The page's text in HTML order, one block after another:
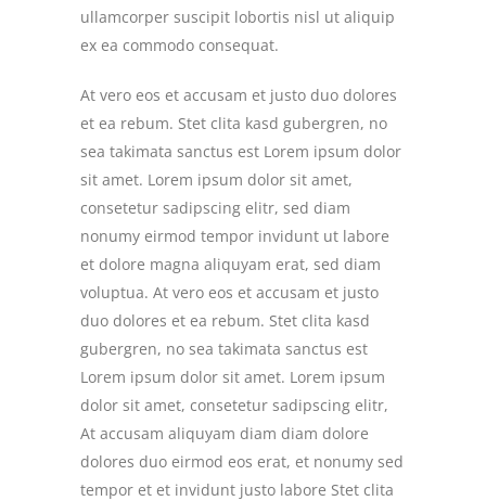
ullamcorper suscipit lobortis nisl ut aliquip
ex ea commodo consequat.
At vero eos et accusam et justo duo dolores
et ea rebum. Stet clita kasd gubergren, no
sea takimata sanctus est Lorem ipsum dolor
sit amet. Lorem ipsum dolor sit amet,
consetetur sadipscing elitr, sed diam
nonumy eirmod tempor invidunt ut labore
et dolore magna aliquyam erat, sed diam
voluptua. At vero eos et accusam et justo
duo dolores et ea rebum. Stet clita kasd
gubergren, no sea takimata sanctus est
Lorem ipsum dolor sit amet. Lorem ipsum
dolor sit amet, consetetur sadipscing elitr,
At accusam aliquyam diam diam dolore
dolores duo eirmod eos erat, et nonumy sed
tempor et et invidunt justo labore Stet clita